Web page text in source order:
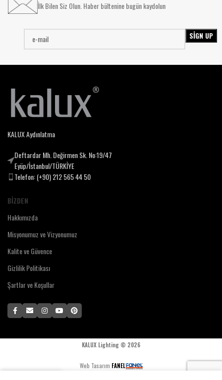
İlk Bilen Siz Olun. Haber bültenine bugün kaydolun
KALUX Aydınlatma
Deftardar Mh. Değirmen Sk. No:19/47
Eyüp/İstanbul/TÜRKİYE
Telefon: (+90) 212 565 44 50
BIZDEN
Hakkımızda
Misyonumuz ve Vizyonumuz
Kalite ve Güvence
Gizlilik Politikası
Şartlar ve Koşullar
KALUX Lighting © 2026
Web Tasarım FANEL